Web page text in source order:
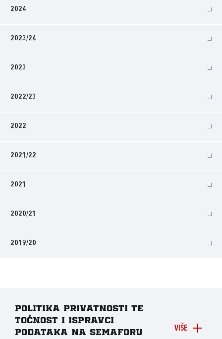
2024
2023/24
2023
2022/23
2022
2021/22
2021
2020/21
2019/20
VIŠE
Politika privatnosti te
točnost i ispravci
podataka na Semaforu